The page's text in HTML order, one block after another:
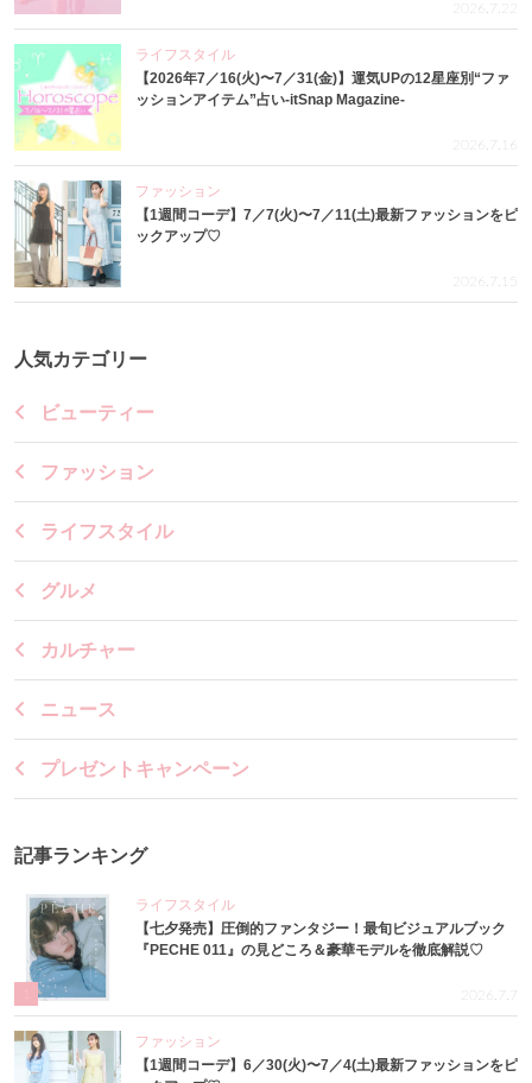
2026.7.22
ライフスタイル
【2026年7／16(火)〜7／31(金)】運気UPの12星座別“ファ
ッションアイテム”占い-itSnap Magazine-
2026.7.16
ファッション
【1週間コーデ】7／7(火)〜7／11(土)最新ファッションをピ
ックアップ♡
2026.7.15
人気カテゴリー
ビューティー
ファッション
ライフスタイル
グルメ
カルチャー
ニュース
プレゼントキャンペーン
記事ランキング
ライフスタイル
【七夕発売】圧倒的ファンタジー！最旬ビジュアルブック
『PECHE 011』の見どころ＆豪華モデルを徹底解説♡
2026.7.7
ファッション
【1週間コーデ】6／30(火)〜7／4(土)最新ファッションをピ